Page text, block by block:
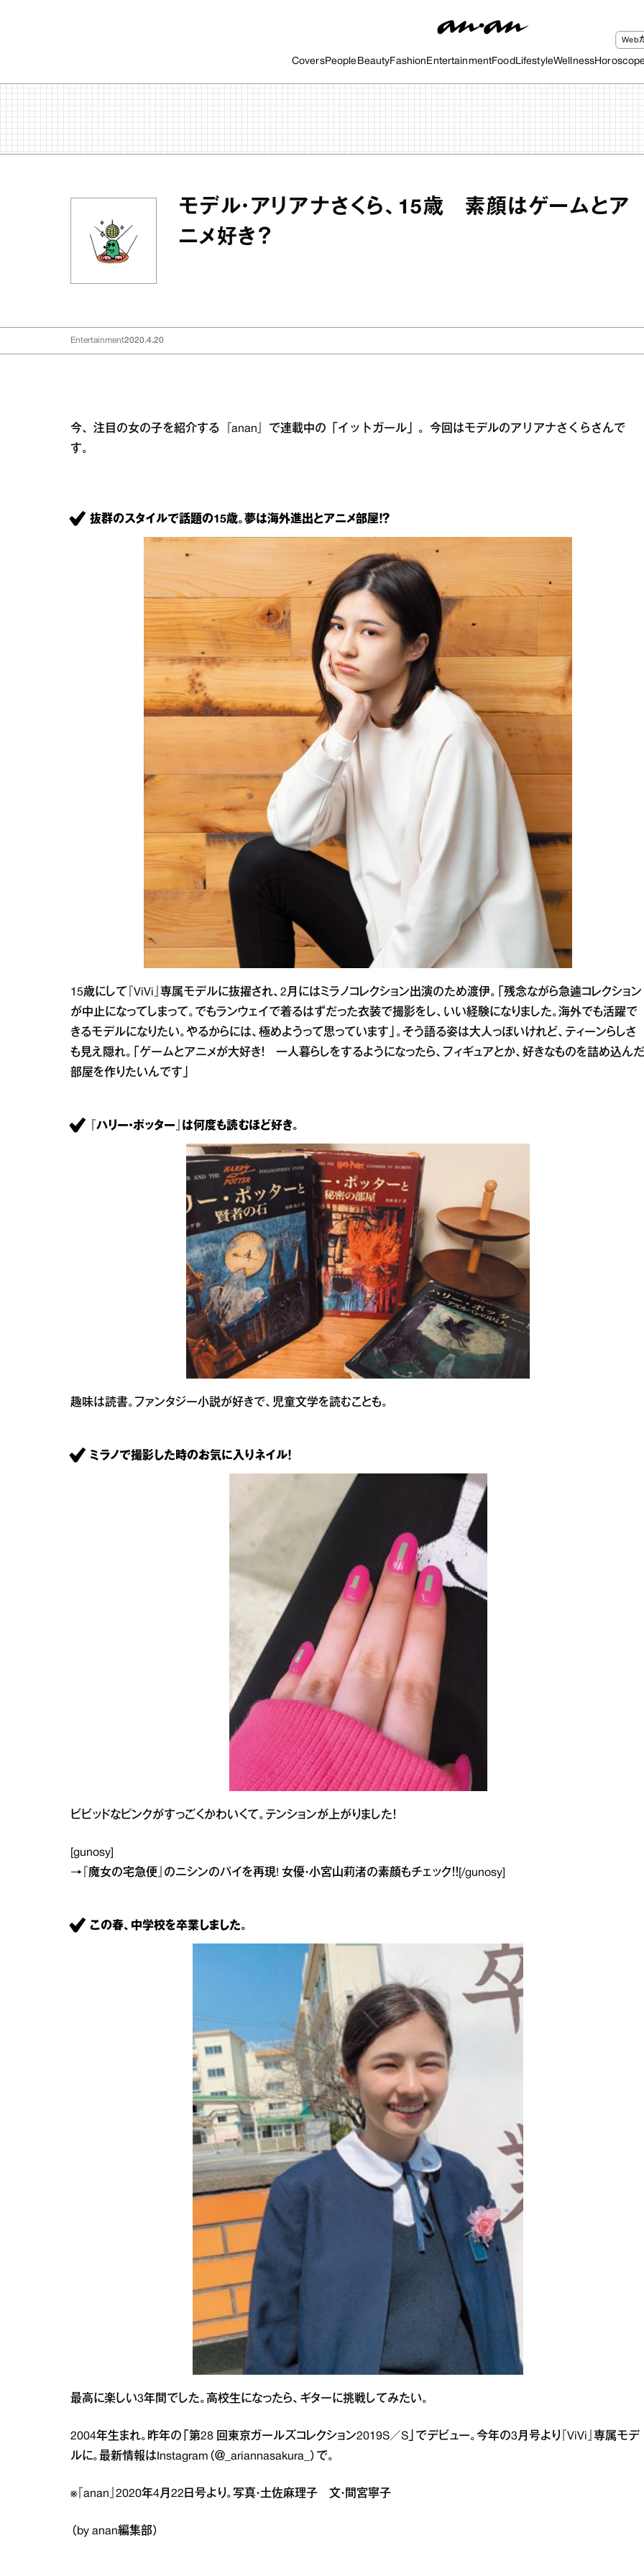
CoversPeople BeautyFashion EntertainmentFood LifestyleWellness
Web
モデル・アリアナさくら、15歳 素顔はゲームとア
ニメ好き？
Entertainment2020.4.20
今、注目の女の子を紹介する『anan』で連載中の「イットガール」。今回はモデルのアリアナさくらさんで
す。
抜群のスタイルで話題の15歳。夢は海外進出とアニメ部屋！？
15歳にして『ViVi』専属モデルに抜擢され、2月にはミラノコレクション出演のため渡伊。「残念ながら急遽コレクション
が中止になってしまって。でもランウェイで着るはずだった衣装で撮影をし、いい経験になりました。海外でも活躍で
きるモデルになりたい。やるからには、極めようって思っています」。そう語る姿は大人っぽいけれど、ティーンらしさ
も見え隠れ。「ゲームとアニメが大好き！ 一人暮らしをするようになったら、フィギュアとか、好きなものを詰め込んだ
部屋を作りたいんです」
『ハリー・ポッター』は何度も読むほど好き。
趣味は読書。ファンタジー小説が好きで、児童文学を読むことも。
ミラノで撮影した時のお気に入りネイル！
ビビッドなピンクがすっごくかわいくて。テンションが上がりました！
[gunosy]
→ 『魔女の宅急便』のニシンのパイを再現! 女優・小宮山莉渚の素顔もチェック！！[/gunosy]
この春、中学校を卒業しました。
最高に楽しい3年間でした。高校生になったら、ギターに挑戦してみたい。
2004年生まれ。昨年の「第28 回東京ガールズコレクション2019S／S」でデビュー。今年の3月号より『ViVi』専属モデ
ルに。最新情報はInstagram（＠_ariannasakura_）で。
※『anan』2020年4月22日号より。写真・土佐麻理子 文・間宮寧子
（by anan編集部）